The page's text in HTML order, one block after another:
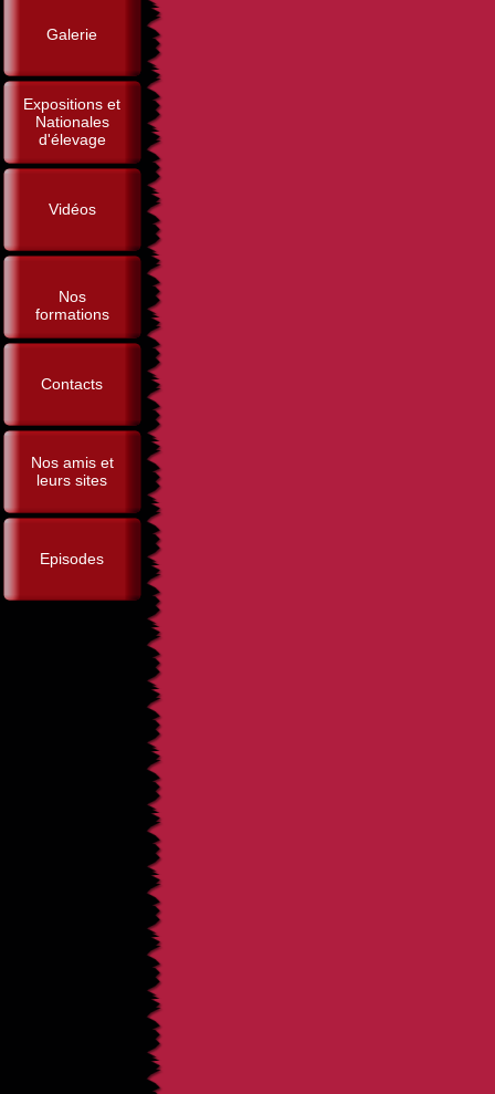
Galerie
Expositions et
Nationales
d'élevage
Vidéos
Nos
formations
Contacts
Nos amis et
leurs sites
Episodes